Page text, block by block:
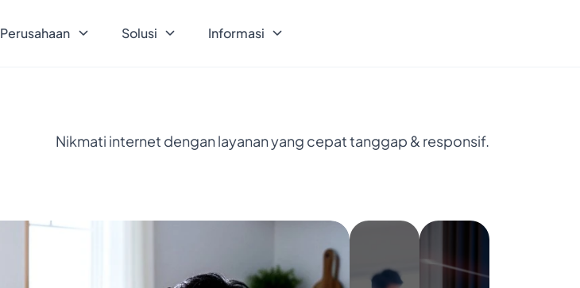
Perusahaan Solusi Informasi
Nikmati internet dengan layanan yang cepat tanggap & responsif.